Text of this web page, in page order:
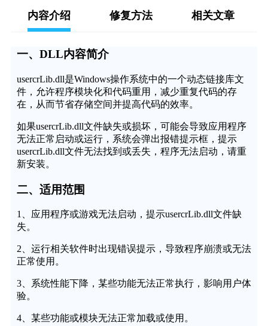
内容介绍 修复方法 相关文章
一、DLL内容简介
usercrLib.dll是Windows操作系统中的一个动态链接库文
件，允许程序模块化和代码重用，减少重复代码的存
在，从而节省存储空间并提高代码的效率。
如果usercrLib.dll文件缺失或损坏，可能会导致应用程序
无法正常启动或运行，系统会弹出报错提示框，提示
usercrLib.dll文件无法找到或丢失，程序无法启动，请重
新安装。
二、适用范围
1、应用程序或游戏无法启动，提示usercrLib.dll文件缺
失。
2、运行相关软件时出现错误提示，导致程序崩溃或无法
正常使用。
3、系统性能下降，某些功能无法正常执行，影响用户体
验。
4、某些功能或模块无法正常加载或使用。